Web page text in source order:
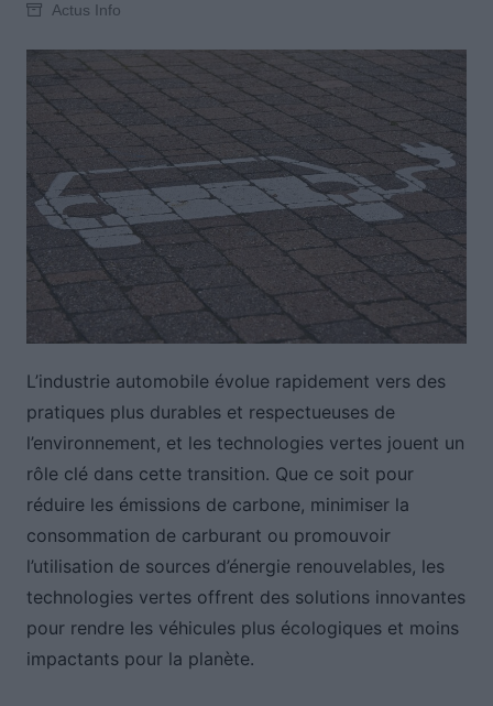
Actus Info
L’industrie automobile évolue rapidement vers des
pratiques plus durables et respectueuses de
l’environnement, et les technologies vertes jouent un
rôle clé dans cette transition. Que ce soit pour
réduire les émissions de carbone, minimiser la
consommation de carburant ou promouvoir
l’utilisation de sources d’énergie renouvelables, les
technologies vertes offrent des solutions innovantes
pour rendre les véhicules plus écologiques et moins
impactants pour la planète.